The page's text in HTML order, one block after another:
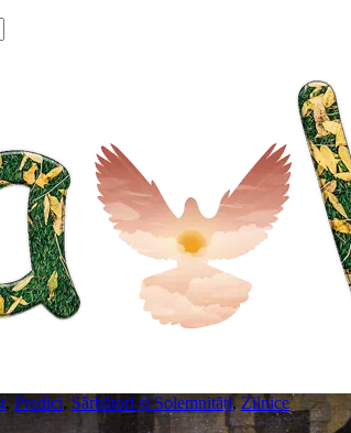
, Predici, Sărbători și Solemnități,Zilnice